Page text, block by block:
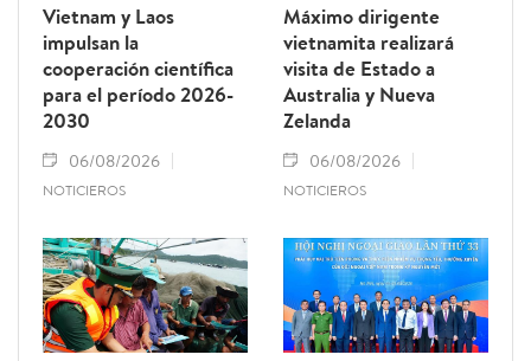
Vietnam y Laos
impulsan la
cooperación científica
para el período 2026-
2030
06/08/2026
NOTICIEROS
Máximo dirigente
vietnamita realizará
visita de Estado a
Australia y Nueva
Zelanda
06/08/2026
NOTICIEROS